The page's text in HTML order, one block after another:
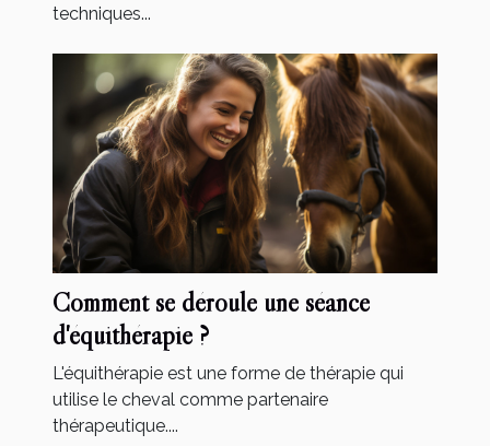
techniques...
Comment se déroule une séance
d'équithérapie ?
L'équithérapie est une forme de thérapie qui
utilise le cheval comme partenaire
thérapeutique....